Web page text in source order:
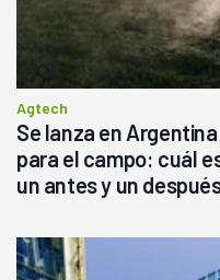
Agtech
Se lanza en
para el campo: cuál
un antes y un